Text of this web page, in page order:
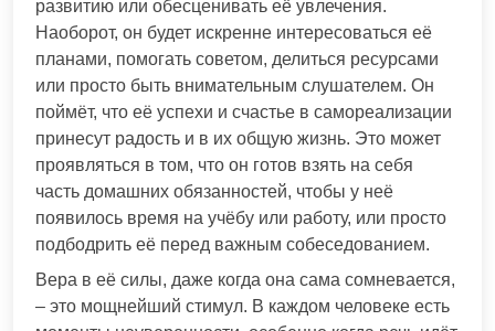
развитию или обесценивать её увлечения.
Наоборот, он будет искренне интересоваться её
планами, помогать советом, делиться ресурсами
или просто быть внимательным слушателем. Он
поймёт, что её успехи и счастье в самореализации
принесут радость и в их общую жизнь. Это может
проявляться в том, что он готов взять на себя
часть домашних обязанностей, чтобы у неё
появилось время на учёбу или работу, или просто
подбодрить её перед важным собеседованием.
Вера в её силы, даже когда она сама сомневается,
– это мощнейший стимул. В каждом человеке есть